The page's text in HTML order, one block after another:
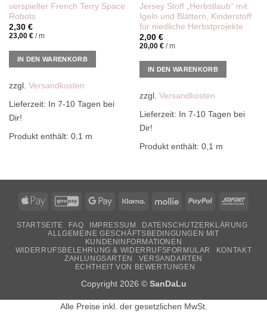
verspielter French Terry Space
Robots
2,30 €
23,00 €/m
IN DEN WARENKORB
zzgl. Versandkosten
Lieferzeit: In 7-10 Tagen bei
Dir!
Produkt enthält: 0,1 m
Jersey Stoff „Herbstlaub“ mit
Igeln und Blättern, Kinderstoff
für niedliche Herbstprojekte
2,00 €
20,00 €/m
IN DEN WARENKORB
zzgl. Versandkosten
Lieferzeit: In 7-10 Tagen bei
Dir!
Produkt enthält: 0,1 m
Apple
GiroPay Google
Klarna Mollie PayPal Sofort
STARTSEITE FAQ IMPRESSUM
DATENSCHUTZERKLÄRUNG
ALLGEMEINE GESCHÄFTSBEDINGUNGEN MIT
KUNDENINFORMATIONEN
WIDERRUFSBELEHRUNG & WIDERRUFSFORMULAR
KONTAKT
ZAHLUNGSARTEN
VERSANDARTEN
ECHTHEIT VON BEWERTUNGEN
Copyright 2026 © SanDaLu
Alle Preise inkl. der gesetzlichen MwSt.